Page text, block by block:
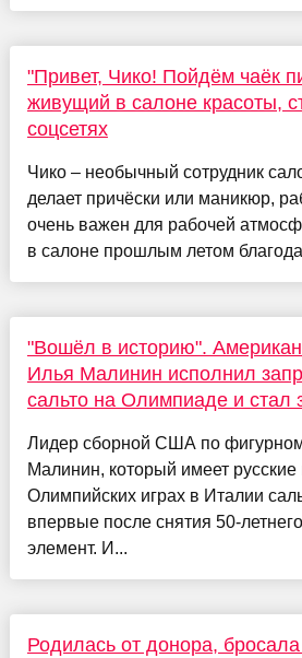
"Привет, Чико! Пойдём чаёк
живущий в салоне красоты,
соцсетях
Чико – необычный сотрудник
делает причёски или маникюр,
очень важен для рабочей
в салоне прошлым летом
"Вошёл в историю".
Илья Малинин исполнил
сальто на Олимпиаде и стал
Лидер сборной США по
Малинин, который имеет
Олимпийских играх в Италии
впервые после снятия 50-
элемент. И...
Родилась от донора,